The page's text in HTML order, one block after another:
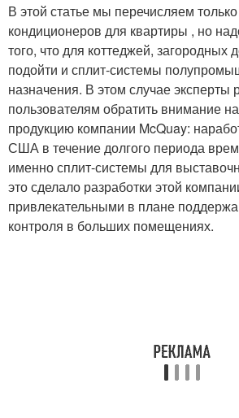
В этой статье мы перечисляем
кондиционеров для квартиры , но
того, что для коттеджей, загородных
подойти и сплит-системы
назначения. В этом случае эксперты
пользователям обратить внимание
продукцию компании McQuay:
США в течение долгого периода
именно сплит-системы для
это сделало разработки этой
привлекательными в плане
контроля в больших помещениях.